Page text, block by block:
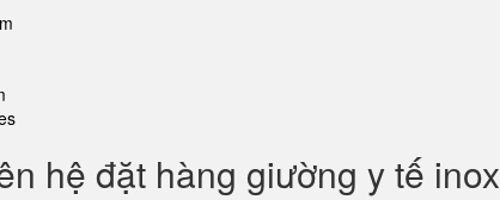
hệ đặt hàng giường y tế inox